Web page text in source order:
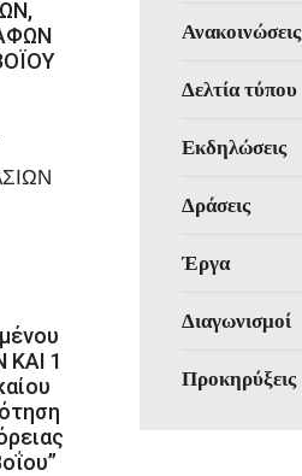
1
Ανακοινώσεις
Δελτία τύπου
Εκδηλώσεις
Δράσεις
Έργα
Διαγωνισμοί
Προκηρύξεις